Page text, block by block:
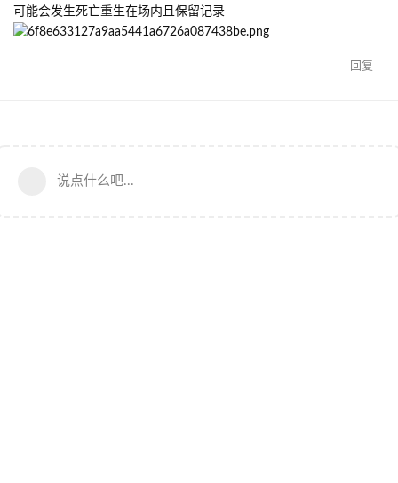
可能会发生死亡重生在场内且保留记录
回复
说点什么吧...